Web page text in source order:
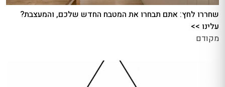
שחררו לחץ: אתם תבחרו את המטבח החדש שלכם, והמעצבת?
עלינו >>
מקודם